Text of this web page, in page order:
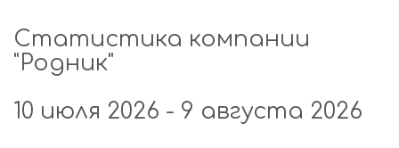
Статистика компании
"Родник"
10 июля 2026 - 9 августа 2026